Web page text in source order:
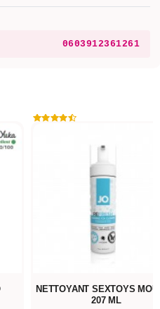
0603912361261
LUBRIFIANT BASE EAU